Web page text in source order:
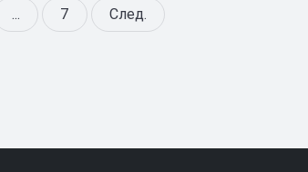
... 7 След.